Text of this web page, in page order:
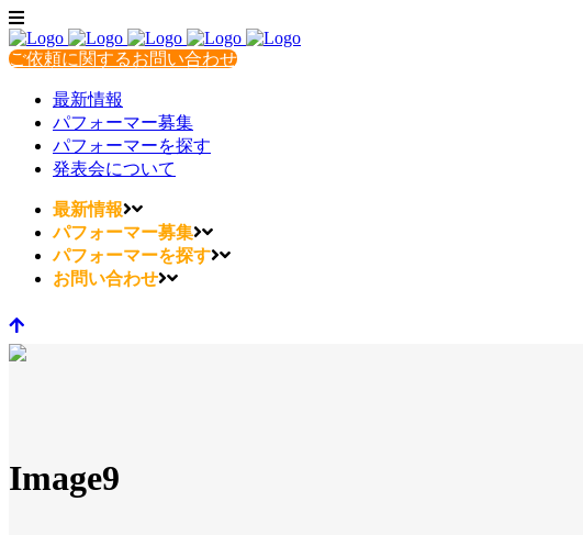
ご依頼に関するお問い合わせ
最新情報
パフォーマー募集
パフォーマーを探す
発表会について
最新情報
パフォーマー募集
パフォーマーを探す
お問い合わせ
Image9